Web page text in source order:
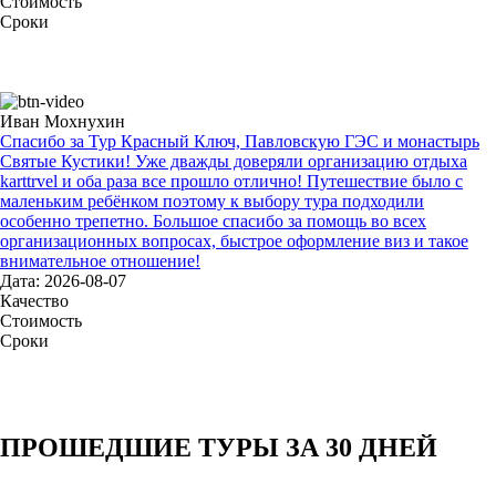
Сроки
Иван Мохнухин
Спасибо за Тур Красный Ключ, Павловскую ГЭС и монастырь
Святые Кустики! Уже дважды доверяли организацию отдыха
karttrvel и оба раза все прошло отлично! Путешествие было с
маленьким ребёнком поэтому к выбору тура подходили
особенно трепетно. Большое спасибо за помощь во всех
организационных вопросах, быстрое оформление виз и такое
внимательное отношение!
Дата: 2026-08-07
Качество
Стоимость
Сроки
ПРОШЕДШИЕ ТУРЫ ЗА 30 ДНЕЙ